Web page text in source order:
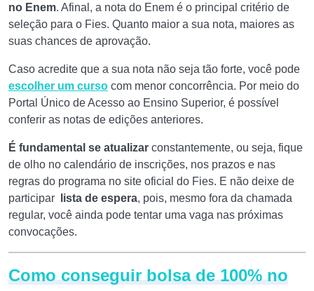
no Enem. Afinal, a nota do Enem é o principal critério de
seleção para o Fies. Quanto maior a sua nota, maiores as
suas chances de aprovação.
Caso acredite que a sua nota não seja tão forte, você pode
escolher um curso com menor concorrência. Por meio do
Portal Único de Acesso ao Ensino Superior, é possível
conferir as notas de edições anteriores.
É fundamental se atualizar constantemente, ou seja, fique
de olho no calendário de inscrições, nos prazos e nas
regras do programa no site oficial do Fies. E não deixe de
participar
lista de espera, pois, mesmo fora da chamada
regular, você ainda pode tentar uma vaga nas próximas
convocações.
Como conseguir bolsa de 100% no